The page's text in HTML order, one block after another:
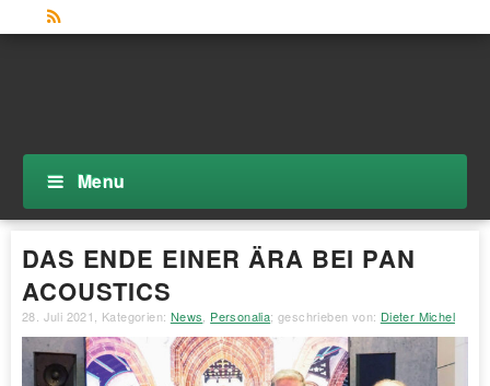
Menu
DAS ENDE EINER ÄRA BEI PAN
ACOUSTICS
28. Juli 2021 , Kategorien: News Personalia; geschrieben von: Dieter Michel